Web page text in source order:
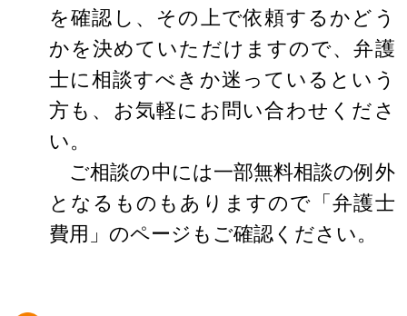
を確認し、その上で依頼するかどう
かを決めていただけますので、弁護
士に相談すべきか迷っているという
方も、お気軽にお問い合わせくださ
い。
ご相談の中には一部無料相談の例外
となるものもありますので「弁護士
費用」のページもご確認ください。